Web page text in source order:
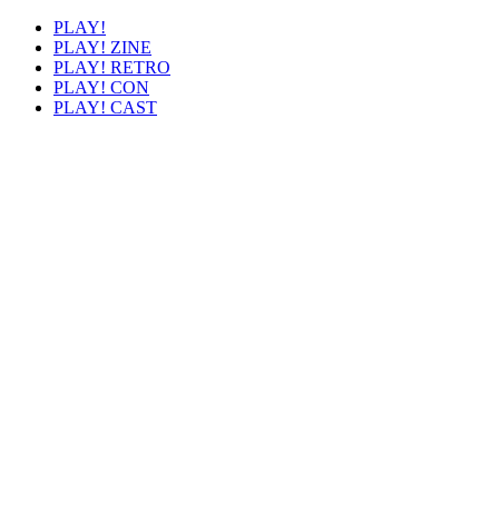
PLAY!
PLAY! ZINE
PLAY! RETRO
PLAY! CON
PLAY! CAST